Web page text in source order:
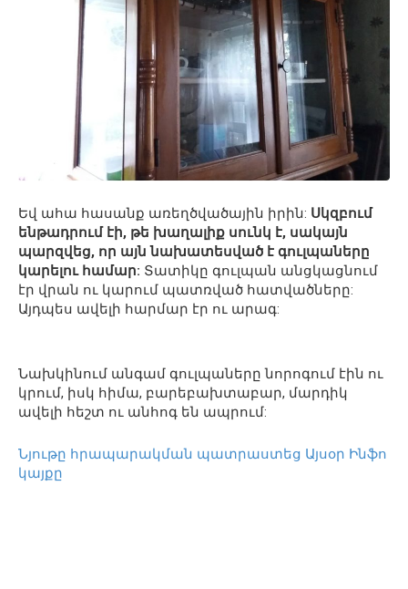
Եվ ահա հասանք առեղծվածային իրին: Սկզբում
ենթադրում էի, թե խաղալիք սունկ է, սակայն
պարզվեց, որ այն նախատեսված է գուլպաները
կարելու համար: Տատիկը գուլպան անցկացնում
էր վրան ու կարում պատռված հատվածները:
Այդպես ավելի հարմար էր ու արագ:
Նախկինում անգամ գուլպաները նորոգում էին ու
կրում, իսկ հիմա, բարեբախտաբար, մարդիկ
ավելի հեշտ ու անհոգ են ապրում:
Նյութը հրապարակման պատրաստեց Այսօր Ինֆո
կայքը